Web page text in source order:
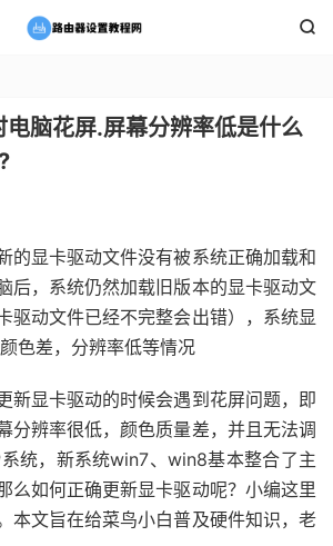

脑花屏.屏幕分辨率低是什么
的显卡驱动文件没有被系统正确加载和
后，系统仍然加载旧版本的显卡驱动文
驱动文件已经不完整会出错），系统显
色差，分辨率低等情况
新显卡驱动的时候会遇到花屏问题，即
分辨率很低，颜色质量差，并且无法调
统，新系统win7、win8基本整合了主
么如何正确更新显卡驱动呢？小编这里
本文旨在给菜鸟小白普及硬件知识，老